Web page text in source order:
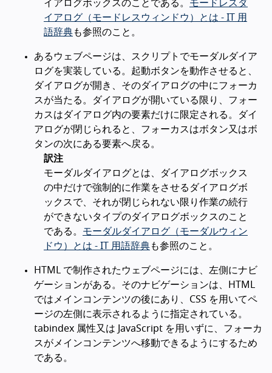
イアログボックスのことである。 モードレスダ
イアログ（モードレスウィンドウ）とは - IT 用
語辞典も参照のこと。
あるウェブページは、スクリプトでモーダルダイア
ログを実装している。起動ボタンを動作させると、
ダイアログが開き、そのダイアログの中にフォーカ
スが当たる。ダイアログが開いている限り、フォー
カスはダイアログ内の要素だけに限定される。ダイ
アログが閉じられると、フォーカスはボタン又はボ
タンの次にある要素へ戻る。
訳注
モーダルダイアログとは、ダイアログボックス
の中だけで強制的に作業をさせるダイアログボ
ックスで、それが閉じられない限り作業の続行
ができないタイプのダイアログボックスのこと
である。 モーダルダイアログ（モーダルウィン
ドウ）とは - IT 用語辞典も参照のこと。
HTML で制作されたウェブページには、左側にナビ
ゲーションがある。そのナビゲーションは、HTML
ではメインコンテンツの後にあり、CSS を用いてペ
ージの左側に表示されるように指定されている。
tabindex 属性又は JavaScript を用いずに、フォーカ
スがメインコンテンツへ移動できるようにするため
である。